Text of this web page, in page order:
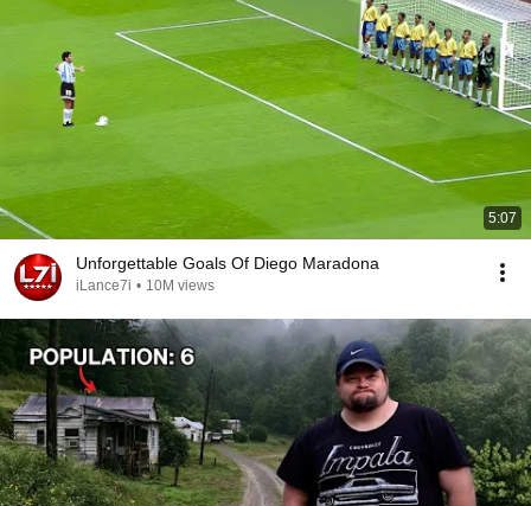
5:07
Unforgettable Goals Of Diego Maradona
iLance7i • 10M views